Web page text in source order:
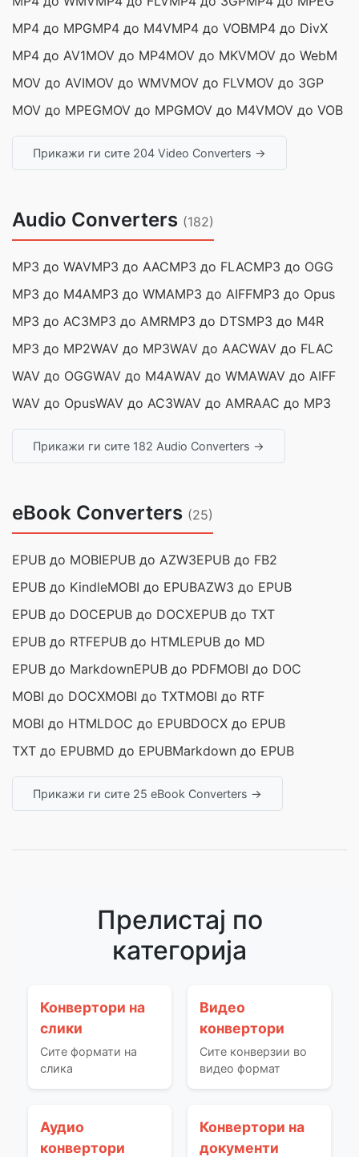
MP4 до MPGMP4 до M4VMP4 до VOBMP4 до DivX
MP4 до AV1MOV до MP4MOV до MKVMOV до WebM
MOV до AVIMOV до WMVMOV до FLVMOV до 3GP
MOV до MPEGMOV до MPGMOV до M4VMOV до VOB
Прикажи ги сите 204 Video Converters →
Audio Converters (182)
MP3 до WAVMP3 до AACMP3 до FLACMP3 до OGG
MP3 до M4AMP3 до WMAMP3 до AIFFMP3 до Opus
MP3 до AC3MP3 до AMRMP3 до DTSMP3 до M4R
MP3 до MP2WAV до MP3WAV до AACWAV до FLAC
WAV до OGGWAV до M4AWAV до WMAWAV до AIFF
WAV до OpusWAV до AC3WAV до AMRAAC до MP3
Прикажи ги сите 182 Audio Converters →
eBook Converters (25)
EPUB до MOBIEPUB до AZW3EPUB до FB2
EPUB до KindleMOBI до EPUBAZW3 до EPUB
EPUB до DOCEPUB до DOCXEPUB до TXT
EPUB до RTFEPUB до HTMLEPUB до MD
EPUB до MarkdownEPUB до PDFMOBI до DOC
MOBI до DOCXMOBI до TXTMOBI до RTF
MOBI до HTMLDOC до EPUBDOCX до EPUB
TXT до EPUBMD до EPUBMarkdown до EPUB
Прикажи ги сите 25 eBook Converters →
Прелистај по
категорија
Конвертори на
слики
Сите формати на
слика
Видео
конвертори
Сите конверзии во
видео формат
Аудио
конвертори
Конвертори на
документи